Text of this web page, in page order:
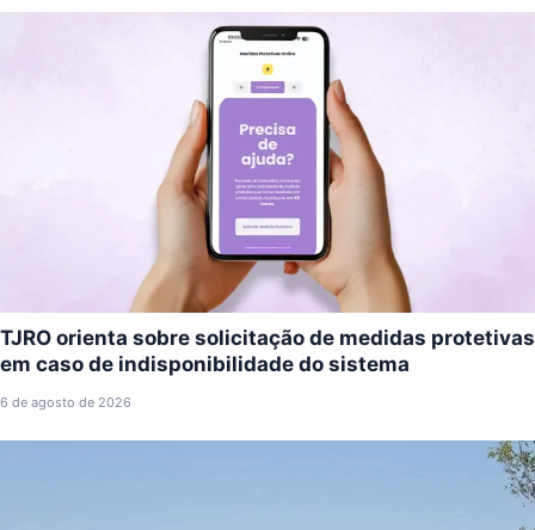
TJRO orienta sobre solicitação de medidas protetivas
em caso de indisponibilidade do sistema
6 de agosto de 2026